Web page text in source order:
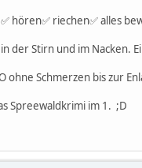
hören✅ riechen✅ alles
der Stirn und im Nacken.
ohne Schmerzen bis zur
Spreewaldkrimi im 1. ;D